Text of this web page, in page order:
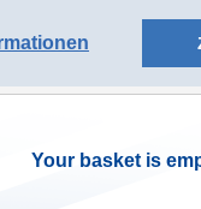
Your basket is